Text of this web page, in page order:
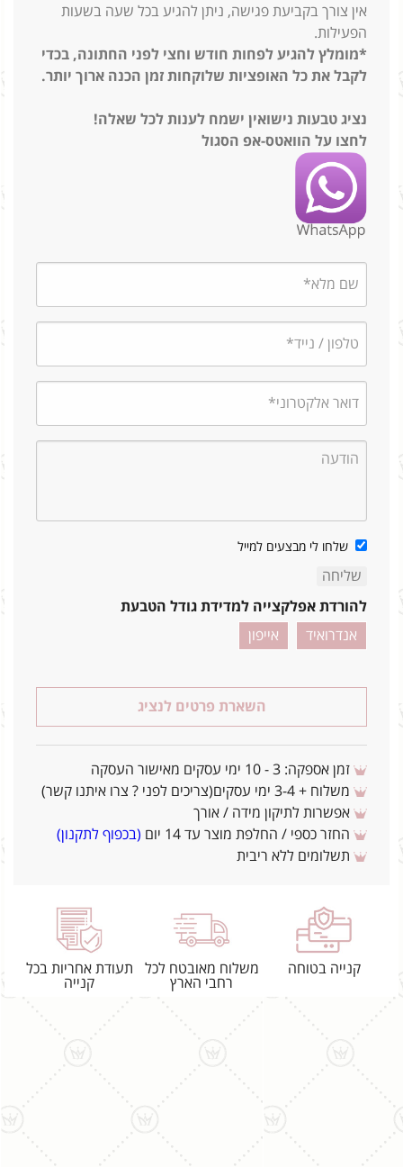
אין צורך בקביעת פגישה, ניתן להגיע בכל שעה בשעות
הפעילות.
*מומלץ להגיע לפחות חודש וחצי לפני החתונה, בכדי
לקבל את כל האופציות שלוקחות זמן הכנה ארוך יותר.
נציג טבעות נישואין ישמח לענות לכל שאלה!
לחצו על הוואטס-אפ הסגול
שלחו לי מבצעים למייל
להורדת אפלקצייה למדידת גודל הטבעת
אנדרואיד
אייפון
השארת פרטים לנציג
זמן אספקה: 3 - 10 ימי עסקים מאישור העסקה
משלוח + 3-4 ימי עסקים(צריכים לפני ? צרו איתנו קשר)
אפשרות לתיקון מידה / אורך
החזר כספי / החלפת מוצר עד 14 יום
(בכפוף לתקנון)
תשלומים ללא ריבית
קנייה בטוחה
משלוח מאובטח לכל
רחבי הארץ
תעודת אחריות בכל
קנייה